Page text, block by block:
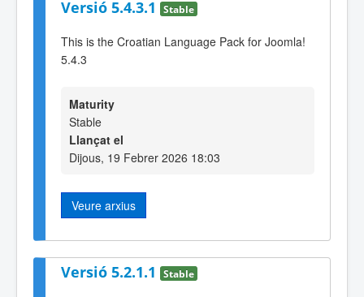
Versió 5.4.3.1 Stable
This is the Croatian Language Pack for Joomla!
5.4.3
Maturity
Stable
Llançat el
Dijous, 19 Febrer 2026 18:03
Veure arxius
Versió 5.2.1.1 Stable